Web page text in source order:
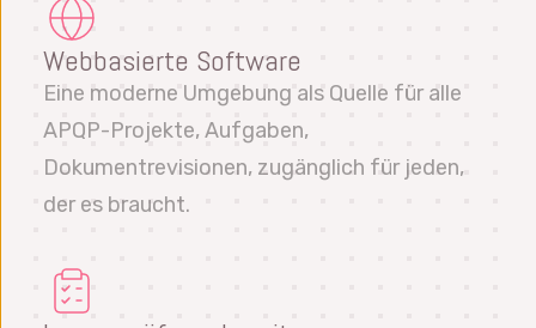
Webbasierte Software
Eine moderne Umgebung als Quelle für alle
APQP-Projekte, Aufgaben,
Dokumentrevisionen, zugänglich für jeden,
der es braucht.